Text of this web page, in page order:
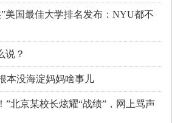
”美国最佳大学排名发布：NYU都不
说？
本没海淀妈妈啥事儿
”北京某校长炫耀“战绩”，网上骂声